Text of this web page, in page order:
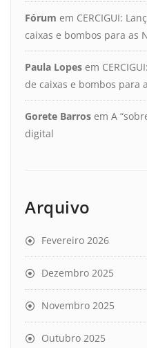
Fórum em CERCIGUI:
caixas e bombos para as
Paula Lopes em
de caixas e bombos para
Gorete Barros em A
digital
Arquivo
Fevereiro 2026
Dezembro 2025
Novembro 2025
Outubro 2025